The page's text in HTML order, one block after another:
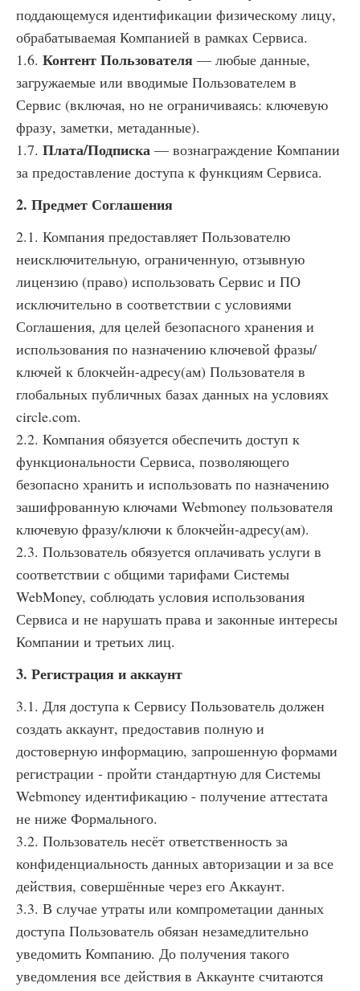
поддающемуся идентификации физическому лицу,
обрабатываемая Компанией в рамках Сервиса.
1.6. Контент Пользователя — любые данные,
загружаемые или вводимые Пользователем в
Сервис (включая, но не ограничиваясь: ключевую
фразу, заметки, метаданные).
1.7. Плата/Подписка — вознаграждение Компании
за предоставление доступа к функциям Сервиса.
2. Предмет Соглашения
2.1. Компания предоставляет Пользователю
неисключительную, ограниченную, отзывную
лицензию (право) использовать Сервис и ПО
исключительно в соответствии с условиями
Соглашения, для целей безопасного хранения и
использования по назначению ключевой фразы/
ключей к блокчейн-адресу(ам) Пользователя в
глобальных публичных базах данных на условиях
circle.com.
2.2. Компания обязуется обеспечить доступ к
функциональности Сервиса, позволяющего
безопасно хранить и использовать по назначению
зашифрованную ключами Webmoney пользователя
ключевую фразу/ключи к блокчейн-адресу(ам).
2.3. Пользователь обязуется оплачивать услуги в
соответствии с общими тарифами Системы
WebMoney, соблюдать условия использования
Сервиса и не нарушать права и законные интересы
Компании и третьих лиц.
3. Регистрация и аккаунт
3.1. Для доступа к Сервису Пользователь должен
создать аккаунт, предоставив полную и
достоверную информацию, запрошенную формами
регистрации - пройти стандартную для Системы
Webmoney идентификацию - получение аттестата
не ниже Формального.
3.2. Пользователь несёт ответственность за
конфиденциальность данных авторизации и за все
действия, совершённые через его Аккаунт.
3.3. В случае утраты или компрометации данных
доступа Пользователь обязан незамедлительно
уведомить Компанию. До получения такого
уведомления все действия в Аккаунте считаются